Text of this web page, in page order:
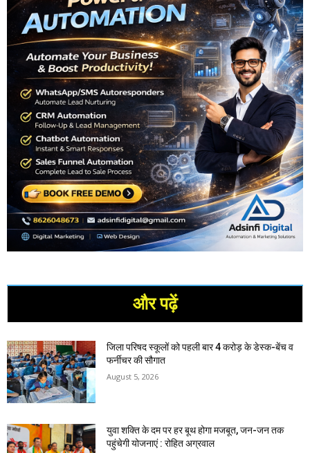
और पढ़ें
जिला परिषद स्कूलों को पहली बार 4 करोड़ के डेस्क-बेंच व
फर्नीचर की सौगात
August 5, 2026
युवा शक्ति के दम पर हर बूथ होगा मजबूत, जन-जन तक
पहुंचेगी योजनाएं : रोहित अग्रवाल